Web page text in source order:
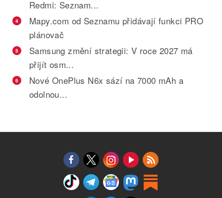
Redmi: Seznam...
4
Mapy.com od Seznamu přidávají funkci PRO
plánovač
5
Samsung změní strategii: V roce 2027 má
přijít osm...
6
Nové OnePlus N6x sází na 7000 mAh a
odolnou...